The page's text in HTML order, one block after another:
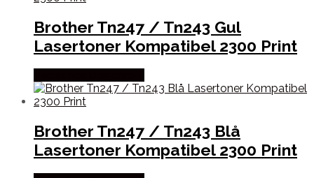
Brother Tn247 / Tn243 Gul
Lasertoner Kompatibel 2300 Print
Brother Tn247 / Tn243 Blå
Lasertoner Kompatibel 2300 Print